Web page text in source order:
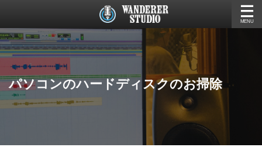
パソコンのハードディスクのお掃除